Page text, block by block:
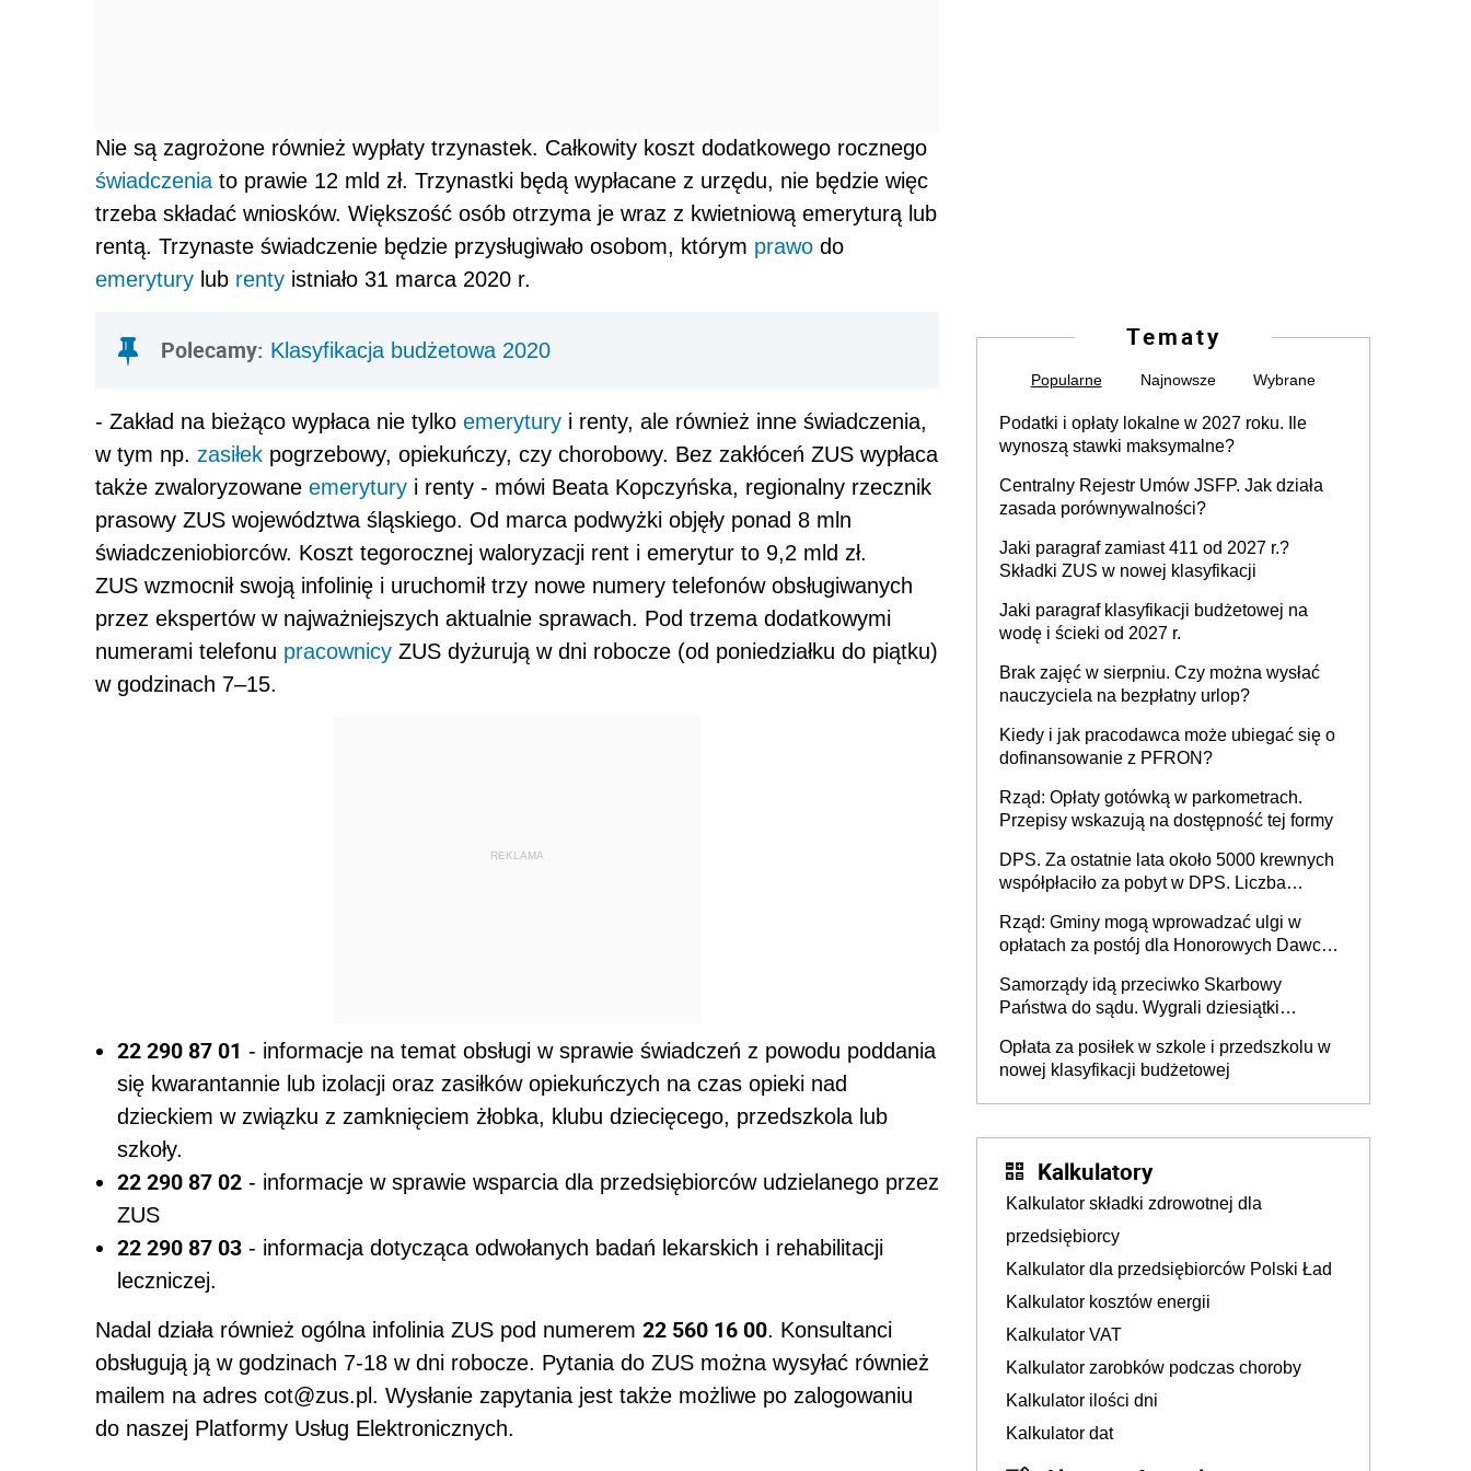
Nie są zagrożone również wypłaty trzynastek. Całkowity koszt dodatkowego rocznego
świadczenia to prawie 12 mld zł. Trzynastki będą wypłacane z urzędu, nie będzie więc
trzeba składać wniosków. Większość osób otrzyma je wraz z kwietniową emeryturą lub
rentą. Trzynaste świadczenie będzie przysługiwało osobom, którym prawo do
emerytury lub renty istniało 31 marca 2020 r.
Polecamy: Klasyfikacja budżetowa 2020
- Zakład na bieżąco wypłaca nie tylko emerytury i renty, ale również inne świadczenia,
w tym np. zasiłek pogrzebowy, opiekuńczy, czy chorobowy. Bez zakłóceń ZUS wypłaca
także zwaloryzowane emerytury i renty - mówi Beata Kopczyńska, regionalny rzecznik
prasowy ZUS województwa śląskiego. Od marca podwyżki objęły ponad 8 mln
świadczeniobiorców. Koszt tegorocznej waloryzacji rent i emerytur to 9,2 mld zł.
ZUS wzmocnił swoją infolinię i uruchomił trzy nowe numery telefonów obsługiwanych
przez ekspertów w najważniejszych aktualnie sprawach. Pod trzema dodatkowymi
numerami telefonu pracownicy ZUS dyżurują w dni robocze (od poniedziałku do piątku)
w godzinach 7–15.
REKLAMA
22 290 87 01 - informacje na temat obsługi w sprawie świadczeń z powodu poddania
się kwarantannie lub izolacji oraz zasiłków opiekuńczych na czas opieki nad
dzieckiem w związku z zamknięciem żłobka, klubu dziecięcego, przedszkola lub
szkoły.
22 290 87 02 - informacje w sprawie wsparcia dla przedsiębiorców udzielanego przez
ZUS
22 290 87 03 - informacja dotycząca odwołanych badań lekarskich i rehabilitacji
leczniczej.
Nadal działa również ogólna infolinia ZUS pod numerem 22 560 16 00. Konsultanci
obsługują ją w godzinach 7-18 w dni robocze. Pytania do ZUS można wysyłać również
mailem na adres cot@zus.pl. Wysłanie zapytania jest także możliwe po zalogowaniu
do naszej Platformy Usług Elektronicznych.
Tematy
Popularne Najnowsze Wybrane
Podatki i opłaty lokalne w 2027 roku. Ile
wynoszą stawki maksymalne?
Centralny Rejestr Umów JSFP. Jak działa
zasada porównywalności?
Jaki paragraf zamiast 411 od 2027 r.?
Składki ZUS w nowej klasyfikacji
Jaki paragraf klasyfikacji budżetowej na
wodę i ścieki od 2027 r.
Brak zajęć w sierpniu. Czy można wysłać
nauczyciela na bezpłatny urlop?
Kiedy i jak pracodawca może ubiegać się o
dofinansowanie z PFRON?
Rząd: Opłaty gotówką w parkometrach.
Przepisy wskazują na dostępność tej formy
DPS. Za ostatnie lata około 5000 krewnych
współpłaciło za pobyt w DPS. Liczba
Rząd: Gminy mogą wprowadzać ulgi w
opłatach za postój dla Honorowych Dawców
Samorządy idą przeciwko Skarbowy
Państwa do sądu. Wygrali dziesiątki
Opłata za posiłek w szkole i przedszkolu w
nowej klasyfikacji budżetowej
Kalkulatory
Kalkulator składki zdrowotnej dla
przedsiębiorcy
Kalkulator dla przedsiębiorców Polski Ład
Kalkulator kosztów energii
Kalkulator VAT
Kalkulator zarobków podczas choroby
Kalkulator ilości dni
Kalkulator dat